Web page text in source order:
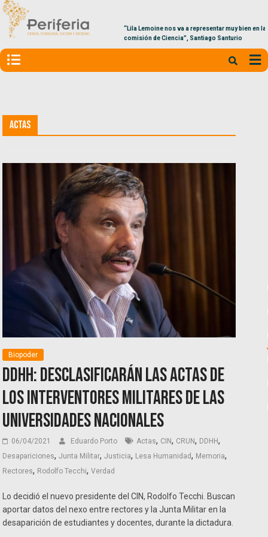
“Lila Lemoine nos va a representar muy bien en la
comisión de Ciencia”, Santiago Santurio
Actas
Biopoder
DDHH: Desclasificarán las actas de
los interventores militares de las
universidades nacionales
06/04/2021 Eduardo Porto Actas, CIN, CRUN, DDHH,
Desapariciones,Junta Militar,Justicia, Lesa Humanidad, Memoria,
Rectores, Rodolfo Tecchi,Verdad
Lo decidió el nuevo presidente del CIN, Rodolfo Tecchi. Buscan
aportar datos del nexo entre rectores y la Junta Militar en la
desaparición de estudiantes y docentes, durante la dictadura.